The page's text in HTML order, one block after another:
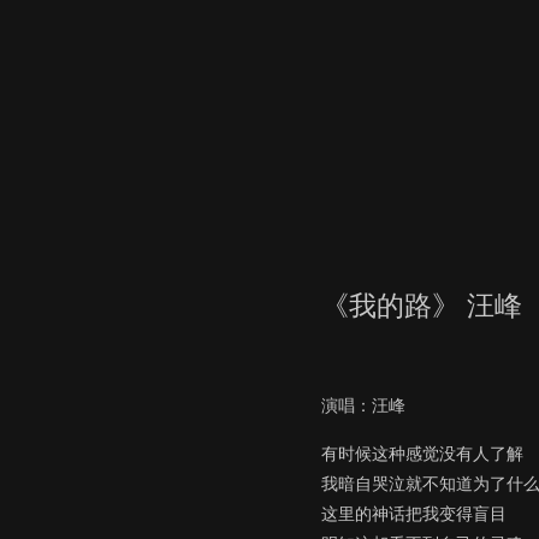
《我的路》 汪峰
演唱：汪峰
有时候这种感觉没有人了解
我暗自哭泣就不知道为了什么
这里的神话把我变得盲目